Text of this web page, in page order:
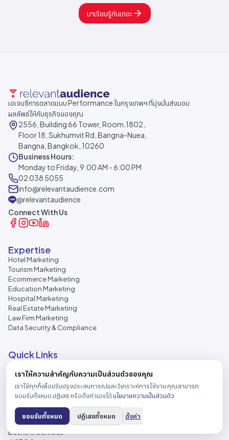
มาเรียนรู้กันเถอะ
เอเจนซีการตลาดแบบ Performance ในกรุงเทพฯ ที่มุ่งมั่นส่งมอบ
ผลลัพธ์ให้กับธุรกิจของคุณ
2556, Building 66 Tower, Room.1802,
Floor 18, Sukhumvit Rd, Bangna-Nuea,
Bangna, Bangkok, 10260
Business Hours:
Monday to Friday, 9:00 AM - 6:00 PM
02 038 5055
info@relevantaudience.com
@relevantaudience
Connect With Us
Expertise
Hotel Marketing
Tourism Marketing
Ecommerce Marketing
Education Marketing
Hospital Marketing
Real Estate Marketing
Law Firm Marketing
Data Security & Compliance
Quick Links
SEO Services Bangkok
Google Ads Management
Facebook Ads Management
Local SEO Services
Content Marketing
Backlink Services
เราให้ความสำคัญกับความเป็นส่วนตัวของคุณ
เราใช้คุกกี้เพื่อปรับปรุงประสบการณ์และวิเคราะห์การใช้งาน คุณสามารถ
ยอมรับทั้งหมด ปฏิเสธ หรือตั้งค่าเองได้นโยบายความเป็นส่วนตัว
ยอมรับทั้งหมด ปฏิเสธทั้งหมด ตั้งค่า